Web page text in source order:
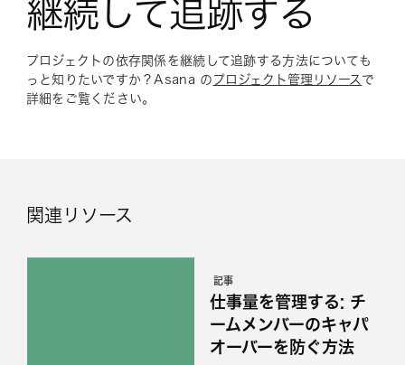
継続して追跡する
プロジェクトの依存関係を継続して追跡する方法についても
っと知りたいですか？Asana の プロジェクト管理リソース で
詳細をご覧ください。
関連リソース
記事
仕事量を管理する: チ
ームメンバーのキャパ
オーバーを防ぐ方法